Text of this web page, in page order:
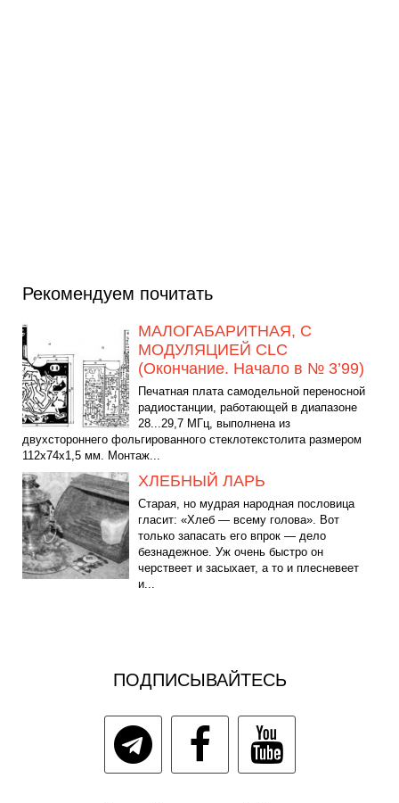
Рекомендуем почитать
МАЛОГАБАРИТНАЯ, С
МОДУЛЯЦИЕЙ CLC
(Окончание. Начало в № 3’99)
Печатная плата самодельной переносной
радиостанции, работающей в диапазоне
28...29,7 МГц, выполнена из
двухстороннего фольгированного стеклотекстолита размером
112x74x1,5 мм. Монтаж...
ХЛЕБНЫЙ ЛАРЬ
Старая, но мудрая народная пословица
гласит: «Хлеб — всему голова». Вот
только запасать его впрок — дело
безнадежное. Уж очень быстро он
черствеет и засыхает, а то и плесневеет
и...
ПОДПИСЫВАЙТЕСЬ